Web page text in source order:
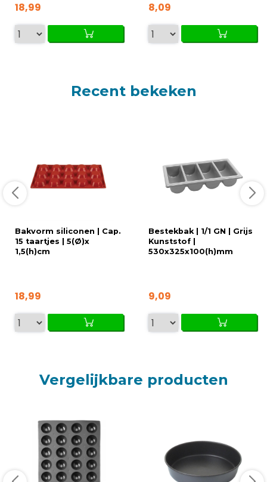
18,99 8,09
Recent bekeken
Bakvorm siliconen | Cap.
15 taartjes | 5(Ø)x
1,5(h)cm
18,99
Bestekbak | 1/1 GN | Grijs
Kunststof |
530x325x100(h)mm
9,09
Vergelijkbare producten